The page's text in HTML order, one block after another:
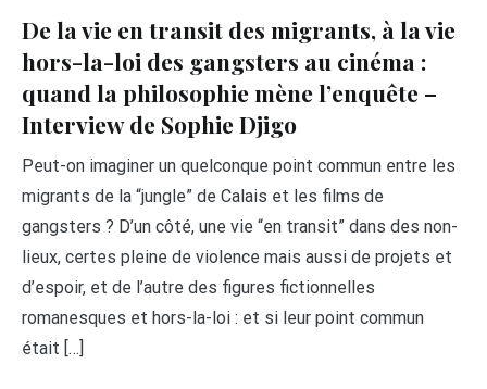
De la vie en transit des migrants, à la vie
hors-la-loi des gangsters au cinéma :
quand la philosophie mène l’enquête –
Interview de Sophie Djigo
Peut-on imaginer un quelconque point commun entre les
migrants de la “jungle” de Calais et les films de
gangsters ? D’un côté, une vie “en transit” dans des non-
lieux, certes pleine de violence mais aussi de projets et
d’espoir, et de l’autre des figures fictionnelles
romanesques et hors-la-loi : et si leur point commun
était […]